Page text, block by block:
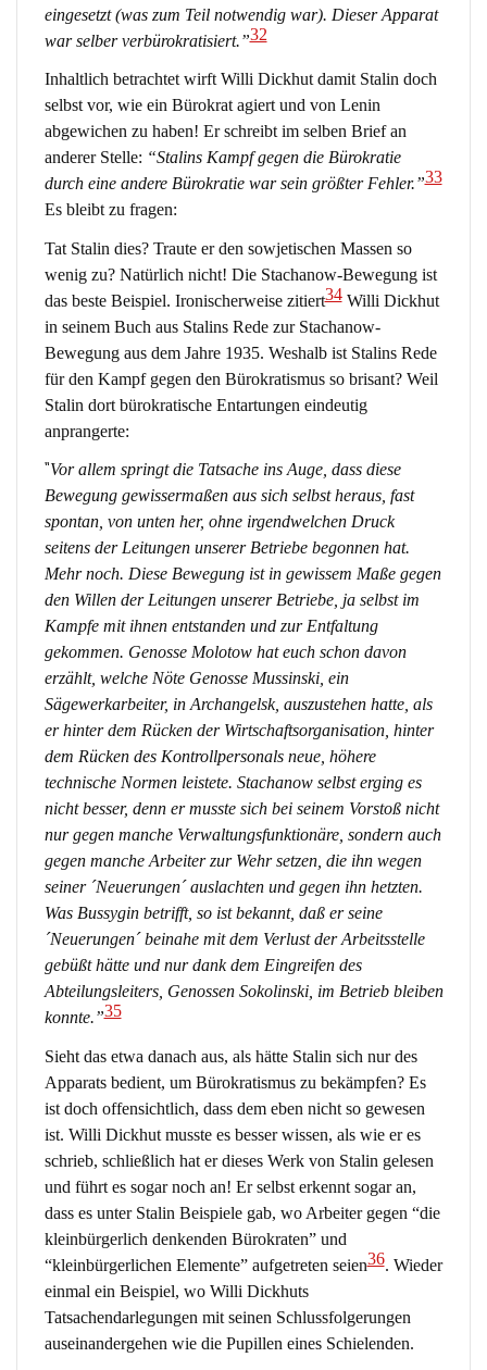
eingesetzt (was zum Teil notwendig war). Dieser Apparat
war selber verbürokratisiert.”32
Inhaltlich betrachtet wirft Willi Dickhut damit Stalin doch
selbst vor, wie ein Bürokrat agiert und von Lenin
abgewichen zu haben! Er schreibt im selben Brief an
anderer Stelle: “Stalins Kampf gegen die Bürokratie
durch eine andere Bürokratie war sein größter Fehler.”33
Es bleibt zu fragen:
Tat Stalin dies? Traute er den sowjetischen Massen so
wenig zu? Natürlich nicht! Die Stachanow-Bewegung ist
das beste Beispiel. Ironischerweise zitiert34Willi Dickhut
in seinem Buch aus Stalins Rede zur Stachanow-
Bewegung aus dem Jahre 1935. Weshalb ist Stalins Rede
für den Kampf gegen den Bürokratismus so brisant? Weil
Stalin dort bürokratische Entartungen eindeutig
anprangerte:
“Vor allem springt die Tatsache ins Auge, dass diese
Bewegung gewissermaßen aus sich selbst heraus, fast
spontan, von unten her, ohne irgendwelchen Druck
seitens der Leitungen unserer Betriebe begonnen hat.
Mehr noch. Diese Bewegung ist in gewissem Maße gegen
den Willen der Leitungen unserer Betriebe, ja selbst im
Kampfe mit ihnen entstanden und zur Entfaltung
gekommen. Genosse Molotow hat euch schon davon
erzählt, welche Nöte Genosse Mussinski, ein
Sägewerkarbeiter, in Archangelsk, auszustehen hatte, als
er hinter dem Rücken der Wirtschaftsorganisation, hinter
dem Rücken des Kontrollpersonals neue, höhere
technische Normen leistete. Stachanow selbst erging es
nicht besser, denn er musste sich bei seinem Vorstoß nicht
nur gegen manche Verwaltungsfunktionäre, sondern auch
gegen manche Arbeiter zur Wehr setzen, die ihn wegen
seiner ´Neuerungen´ auslachten und gegen ihn hetzten.
Was Bussygin betrifft, so ist bekannt, daß er seine
´Neuerungen´ beinahe mit dem Verlust der Arbeitsstelle
gebüßt hätte und nur dank dem Eingreifen des
Abteilungsleiters, Genossen Sokolinski, im Betrieb bleiben
konnte.”35
Sieht das etwa danach aus, als hätte Stalin sich nur des
Apparats bedient, um Bürokratismus zu bekämpfen? Es
ist doch offensichtlich, dass dem eben nicht so gewesen
ist. Willi Dickhut musste es besser wissen, als wie er es
schrieb, schließlich hat er dieses Werk von Stalin gelesen
und führt es sogar noch an! Er selbst erkennt sogar an,
dass es unter Stalin Beispiele gab, wo Arbeiter gegen “die
kleinbürgerlich denkenden Bürokraten” und
“kleinbürgerlichen Elemente” aufgetreten seien36. Wieder
einmal ein Beispiel, wo Willi Dickhuts
Tatsachendarlegungen mit seinen Schlussfolgerungen
auseinandergehen wie die Pupillen eines Schielenden.